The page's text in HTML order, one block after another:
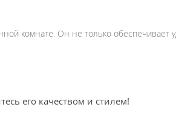
комнате. Он не только обеспечивает
его качеством и стилем!